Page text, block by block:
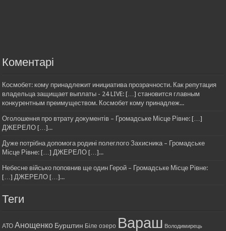
Коментарі
Космобет: кому принадлежит инициатива прозрачности. Как репутация
владельца защищает выплаты - 24 LIVE: […] становится главным
конкурентным преимуществом. Космобет кому принадлеж...
Оголошення про втрату документів – Громадське Місце Рівне: […]
ДЖЕРЕЛО […]...
Дуже потрібна допомога родині полеглого Захисника – Громадське
Місце Рівне: […] ДЖЕРЕЛО […]...
Небесне військо поповнив ще один Герой – Громадське Місце Рівне:
[…] ДЖЕРЕЛО […]...
Теги
АТО Анощенко Бурштин Біле озеро Вараш Володимирець